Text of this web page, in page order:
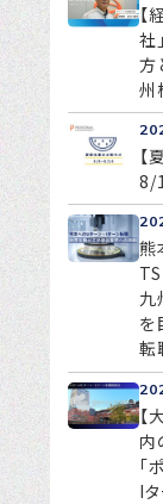
【
社
方
州
【
8/
熊
九
を
転
【
内
「
I